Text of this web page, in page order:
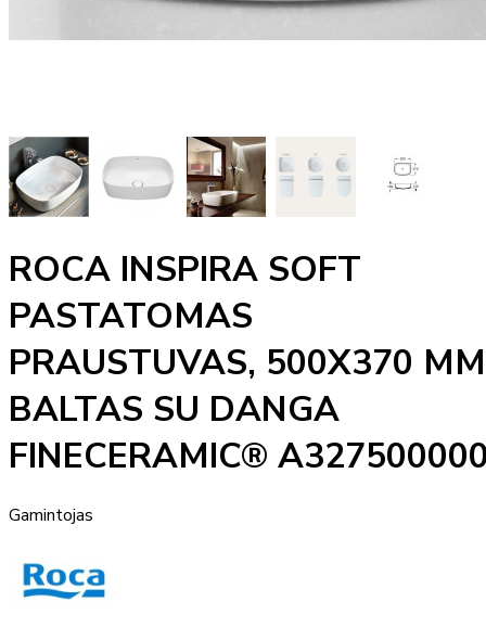
ROCA INSPIRA SOFT
PASTATOMAS
PRAUSTUVAS, 500X370
BALTAS SU DANGA
FINECERAMIC®
Gamintojas